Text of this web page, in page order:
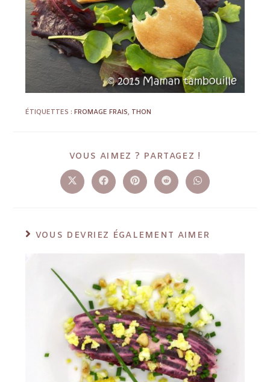
ÉTIQUETTES :FROMAGE FRAIS, THON
VOUS AIMEZ ? PARTAGEZ !
VOUS DEVRIEZ ÉGALEMENT AIMER